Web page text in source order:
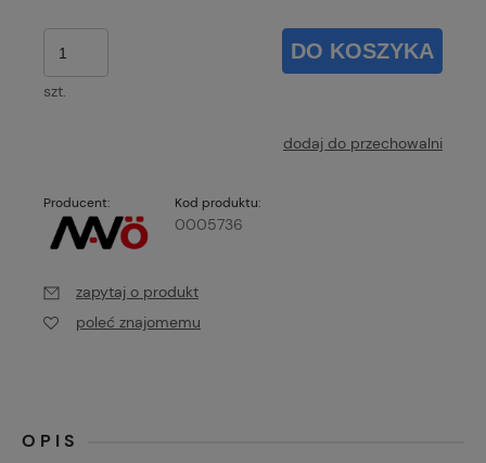
szt.
DO KOSZYKA
dodaj do przechowalni
Producent: Kod produktu:
0005736
zapytaj o produkt
poleć znajomemu
OPIS